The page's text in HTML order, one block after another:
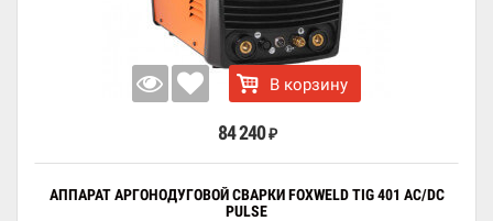
В корзину
84 240 ₽
АППАРАТ АРГОНОДУГОВОЙ СВАРКИ FOXWELD TIG 401 AC/DC
PULSE